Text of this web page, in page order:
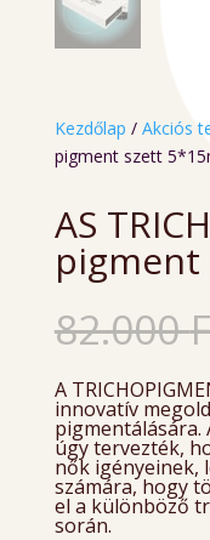
Kezdőlap / Akciós
pigment szett
AS
82.000
A
innovatív
úgy tervezték,
nők igényeinek,
számára, hogy
el a különböző
során.